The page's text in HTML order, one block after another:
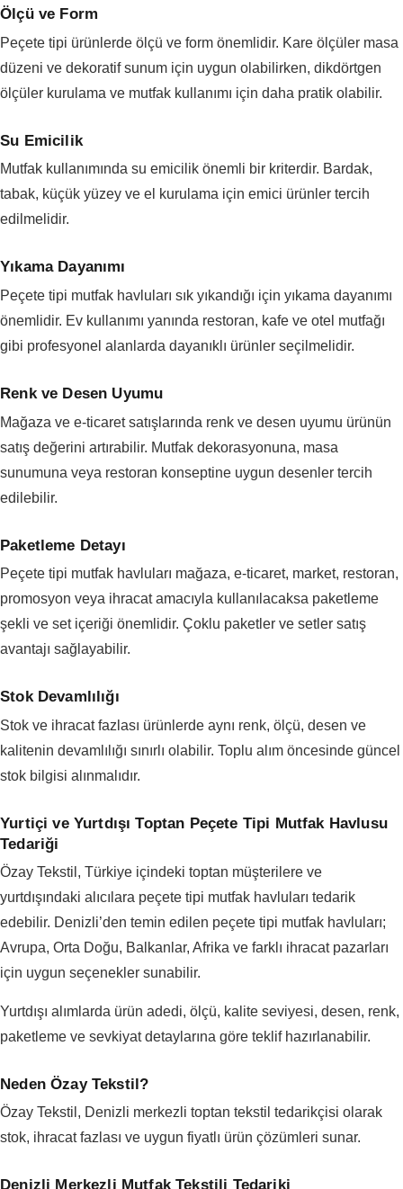
Ölçü ve Form
Peçete tipi ürünlerde ölçü ve form önemlidir. Kare ölçüler masa
düzeni ve dekoratif sunum için uygun olabilirken, dikdörtgen
ölçüler kurulama ve mutfak kullanımı için daha pratik olabilir.
Su Emicilik
Mutfak kullanımında su emicilik önemli bir kriterdir. Bardak,
tabak, küçük yüzey ve el kurulama için emici ürünler tercih
edilmelidir.
Yıkama Dayanımı
Peçete tipi mutfak havluları sık yıkandığı için yıkama dayanımı
önemlidir. Ev kullanımı yanında restoran, kafe ve otel mutfağı
gibi profesyonel alanlarda dayanıklı ürünler seçilmelidir.
Renk ve Desen Uyumu
Mağaza ve e-ticaret satışlarında renk ve desen uyumu ürünün
satış değerini artırabilir. Mutfak dekorasyonuna, masa
sunumuna veya restoran konseptine uygun desenler tercih
edilebilir.
Paketleme Detayı
Peçete tipi mutfak havluları mağaza, e-ticaret, market, restoran,
promosyon veya ihracat amacıyla kullanılacaksa paketleme
şekli ve set içeriği önemlidir. Çoklu paketler ve setler satış
avantajı sağlayabilir.
Stok Devamlılığı
Stok ve ihracat fazlası ürünlerde aynı renk, ölçü, desen ve
kalitenin devamlılığı sınırlı olabilir. Toplu alım öncesinde güncel
stok bilgisi alınmalıdır.
Yurtiçi ve Yurtdışı Toptan Peçete Tipi Mutfak Havlusu
Tedariği
Özay Tekstil, Türkiye içindeki toptan müşterilere ve
yurtdışındaki alıcılara peçete tipi mutfak havluları tedarik
edebilir. Denizli’den temin edilen peçete tipi mutfak havluları;
Avrupa, Orta Doğu, Balkanlar, Afrika ve farklı ihracat pazarları
için uygun seçenekler sunabilir.
Yurtdışı alımlarda ürün adedi, ölçü, kalite seviyesi, desen, renk,
paketleme ve sevkiyat detaylarına göre teklif hazırlanabilir.
Neden Özay Tekstil?
Özay Tekstil, Denizli merkezli toptan tekstil tedarikçisi olarak
stok, ihracat fazlası ve uygun fiyatlı ürün çözümleri sunar.
Denizli Merkezli Mutfak Tekstili Tedariki